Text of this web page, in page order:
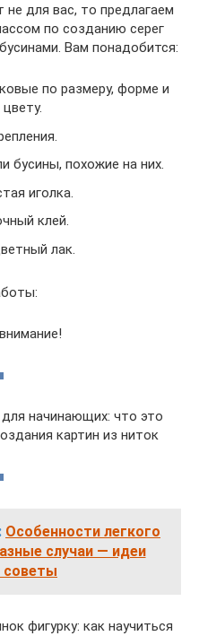
не для вас, то предлагаем
по созданию серег
Вам понадобится:
по размеру, форме и
цвету.
бусины, похожие на них.
иголка.
клей.
лак.
для начинающих: что это
картин из ниток
Особенности легкого
случаи — идеи
советы
фигурку: как научиться